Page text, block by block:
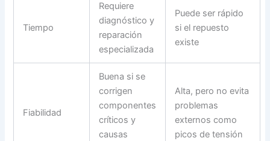
Tiempo
Requiere
diagnóstico y
reparación
especializada
Puede ser rápido
si el repuesto
existe
Fiabilidad
Buena si se
corrigen
componentes
críticos y
causas
Alta, pero no evita
problemas
externos como
picos de tensión